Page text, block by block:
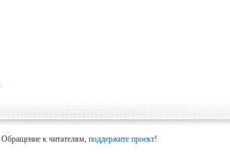
Обращение к читателям, поддержите проект!